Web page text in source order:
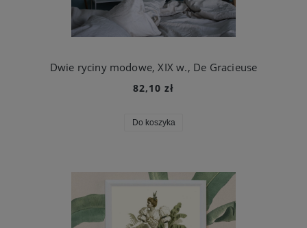
Dwie ryciny modowe, XIX w., De Gracieuse
82,10 zł
Do koszyka